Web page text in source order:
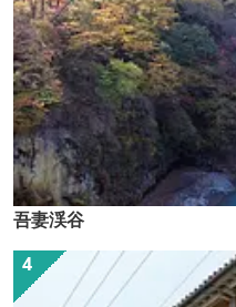
吾妻渓谷